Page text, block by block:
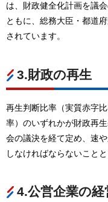
は、財政健全化計画を議
ともに、総務大臣・都道
されています。
3.財政の再生
再生判断比率（実質赤字
率）のいずれかが財政再
会の議決を経て定め、速
しなければならないことと
4.公営企業の